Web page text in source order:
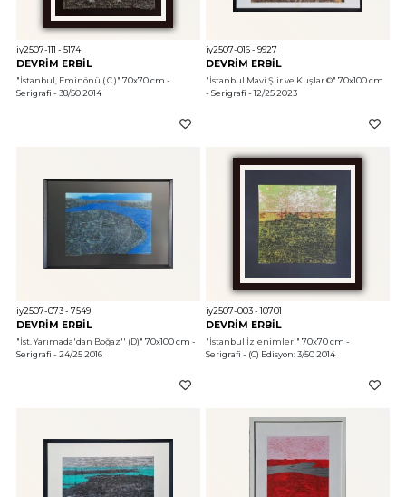
iy2507-111 - 5174
DEVRİM ERBİL
"İstanbul, Eminönü ( C )" 70x70 cm -
Serigrafi - 38/50 2014
iy2507-016 - 9927
DEVRİM ERBİL
"İstanbul Mavi Şiir ve Kuşlar ©" 70x100 cm
- Serigrafi - 12/25 2023
iy2507-073 - 7549
DEVRİM ERBİL
"İst. Yarımada'dan Boğaz'' (D)" 70x100 cm -
Serigrafi - 24/25 2016
iy2507-003 - 10701
DEVRİM ERBİL
"İstanbul İzlenimleri" 70x70 cm -
Serigrafi - (C) Edisyon: 3/50 2014